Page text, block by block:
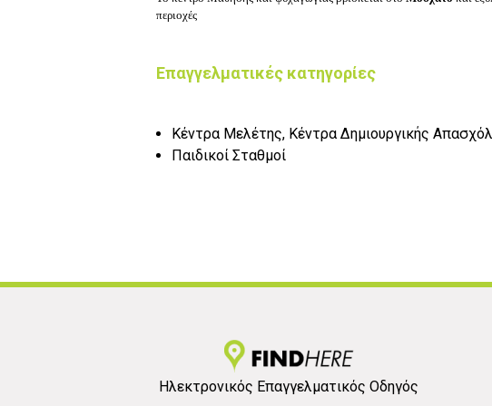
περιοχές
Επαγγελματικές κατηγορίες
Κέντρα Μελέτης, Κέντρα Δημιουργικής
Παιδικοί Σταθμοί
Ηλεκτρονικός Επαγγελματικός Οδηγός